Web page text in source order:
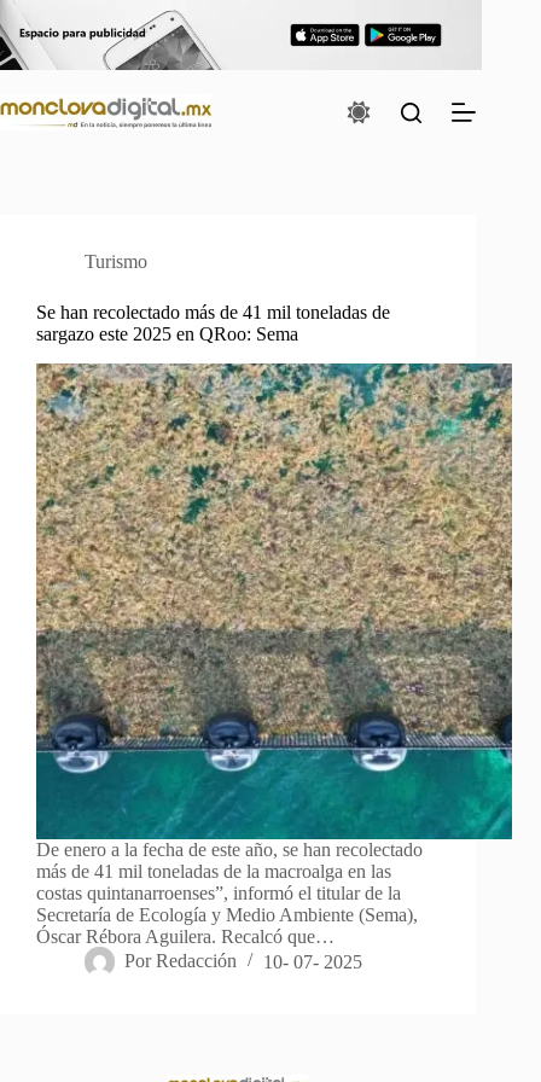
al
contenido
Turismo
Se han recolectado más de 41 mil toneladas de
sargazo este 2025 en QRoo: Sema
De enero a la fecha de este año, se han recolectado
más de 41 mil toneladas de la macroalga en las
costas quintanarroenses”, informó el titular de la
Secretaría de Ecología y Medio Ambiente (Sema),
Óscar Rébora Aguilera. Recalcó que…
Por Redacción 10- 07- 2025